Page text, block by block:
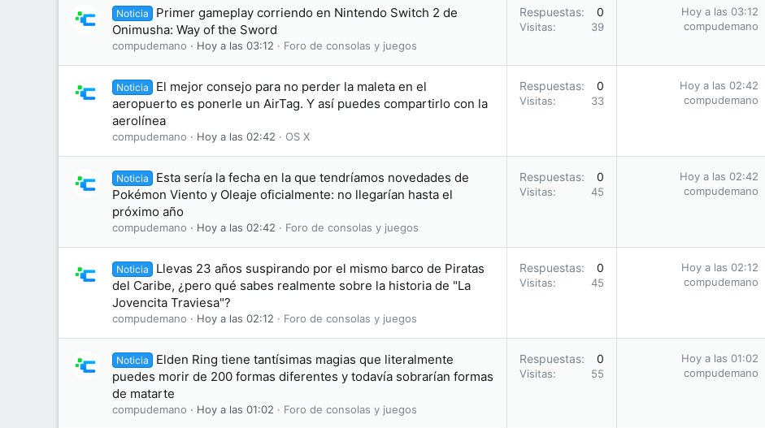
Noticia
Primer gameplay corriendo en Nintendo Switch 2 de
Onimusha: Way of the Sword
compudemano Hoy a las 03:12 Foro de consolas y juegos
Respuestas 0
Visitas 39
Hoy a las 03:12
compudemano
Noticia
El mejor consejo para no perder la maleta en el
aeropuerto es ponerle un AirTag. Y así puedes compartirlo con la
aerolínea
compudemano Hoy a las 02:42 OS X
Respuestas 0
Visitas 33
Hoy a las 02:42
compudemano
Noticia
Esta sería la fecha en la que tendríamos novedades de
Pokémon Viento y Oleaje oficialmente: no llegarían hasta el
próximo año
compudemano Hoy a las 02:42 Foro de consolas y juegos
Respuestas 0
Visitas 45
Hoy a las 02:42
compudemano
Noticia
Llevas 23 años suspirando por el mismo barco de Piratas
del Caribe, ¿pero qué sabes realmente sobre la historia de "La
Jovencita Traviesa"?
compudemano Hoy a las 02:12 Foro de consolas y juegos
Respuestas 0
Visitas 45
Hoy a las 02:12
compudemano
Noticia
Elden Ring tiene tantísimas magias que literalmente
puedes morir de 200 formas diferentes y todavía sobrarían formas
de matarte
compudemano Hoy a las 01:02 Foro de consolas y juegos
Respuestas 0
Visitas 55
Hoy a las 01:02
compudemano